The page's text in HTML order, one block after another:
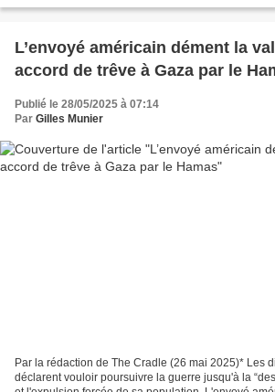
L’envoyé américain dément la
accord de trêve à Gaza par le
Publié le 28/05/2025 à 07:14
Par Gilles Munier
Par la rédaction de The Cradle (26 mai 2025)* Les
déclarent vouloir poursuivre la guerre jusqu'à la